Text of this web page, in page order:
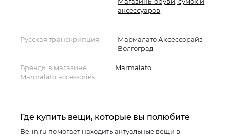
аксессуаров
Русская транскрипция:
Мармалато Аксессорайз
Волгоград
Бренды в магазине
Marmalato accessories:
Marmalato
Где купить вещи, которые вы полюбите
Be-in.ru помогает находить актуальные вещи в